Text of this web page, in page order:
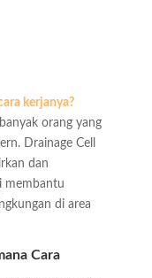
kerjanya?
orang yang
Drainage Cell
dan
membantu
di area
Cara